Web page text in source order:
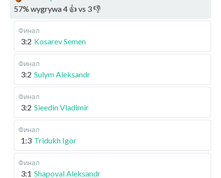
57% wygrywa4 👍 vs 3👎
Финал
3:2 Kosarev Semen
Финал
3:2 Sulym Aleksandr
Финал
3:2 Sieedin Vladimir
Финал
1:3 Tridukh Igor
Финал
3:1 Shapoval Aleksandr